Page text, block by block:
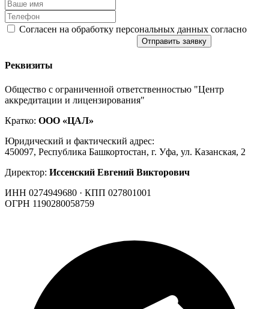
Согласен на обработку персональных данных согласно
Отправить заявку
Реквизиты
Общество с ограниченной ответственностью "Центр
аккредитации и лицензирования"
Кратко: ООО «ЦАЛ»
Юридический и фактический адрес:
450097, Республика Башкортостан, г. Уфа, ул. Казанская, 2
Директор: Иссенский Евгений Викторович
ИНН 0274949680 · КПП 027801001
ОГРН 1190280058759